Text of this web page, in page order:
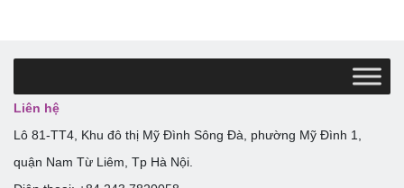
Liên hệ
Lô 81-TT4, Khu đô thị Mỹ Đình Sông Đà, phường Mỹ Đình 1,
quận Nam Từ Liêm, Tp Hà Nội.